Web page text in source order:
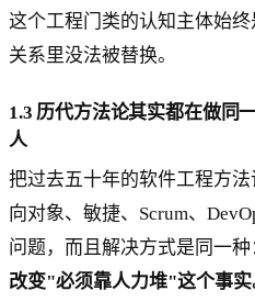
这个工程门类的认知主体始
关系里没法被替换。
1.3 历代方法论其实都在做同
人
把过去五十年的软件工程方
向对象、敏捷、Scrum、
问题，而且解决方式是同一种
改变"必须靠人力堆"这个事实